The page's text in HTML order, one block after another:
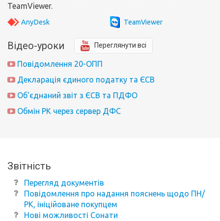
TeamViewer.
AnyDesk TeamViewer
Відео-уроки Переглянути всі
Повідомлення 20-ОПП
Декларація єдиного податку та ЄСВ
Об'єднаний звіт з ЄСВ та ПДФО
Обмін РК через сервер ДФС
Звітність
Перегляд документів
Повідомлення про надання пояснень щодо ПН/
РК, ініційоване покупцем
Нові можливості Сонати